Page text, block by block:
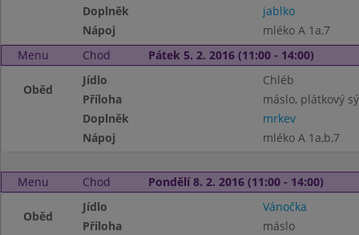
Doplněk
jablko
Nápoj
mléko A 1a,7
Menu
Chod Pátek 5. 2. 2016 (11:00 - 14:00)
Oběd
Jídlo
Chléb
Příloha
máslo, plátkový
Doplněk
mrkev
Nápoj
mléko A 1a,b,7
Menu Chod Pondělí 8. 2. 2016 (11:00 - 14:00)
Oběd
Jídlo
Vánočka
Příloha
máslo